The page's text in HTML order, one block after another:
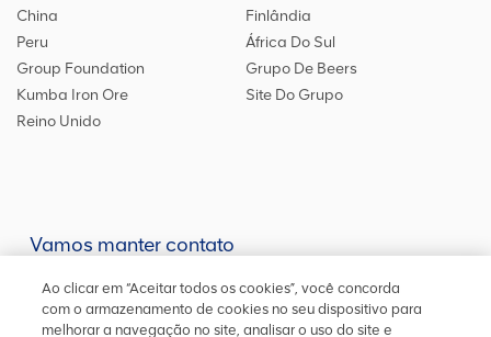
China
Finlândia
Peru
África Do Sul
Group Foundation
Grupo De Beers
Kumba Iron Ore
Site Do Grupo
Reino Unido
Vamos manter contato
contatoconoscopara outras informações
Ao clicar em “Aceitar todos os cookies”, você concorda
com o armazenamento de cookies no seu dispositivo para
melhorar a navegação no site, analisar o uso do site e